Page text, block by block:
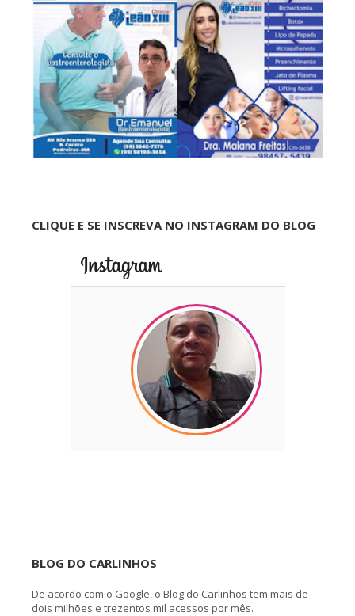
CLIQUE E SE INSCREVA NO INSTAGRAM DO BLOG
BLOG DO CARLINHOS
De acordo com o Google, o Blog do Carlinhos tem mais de
dois milhões e trezentos mil acessos por mês.